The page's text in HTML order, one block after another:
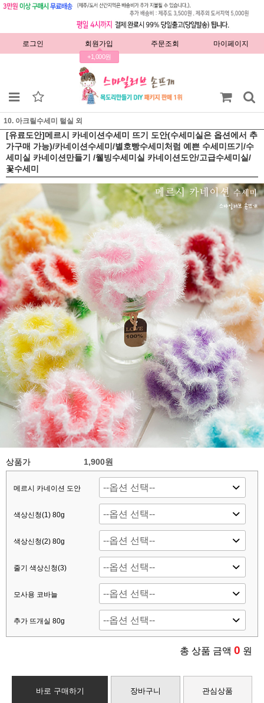
로그인 회원가입
+1,000원
주문조회 마이페이지
10. 아크릴수세미 털실 외
[유료도안]메르시 카네이션수세미 뜨기 도안(수세미실은 옵션에서 추
가구매 가능)/카네이션수세미/별호빵수세미처럼 예쁜 수세미뜨기/수
세미실 카네이션만들기 /웰빙수세미실 카네이션도안/고급수세미실/
꽃수세미
상품가 1,900원
메르시 카네이션 도안
색상신청(1) 80g
색상신청(2) 80g
줄기 색상신청(3)
모사용 코바늘
추가 뜨개실 80g
총 상품 금액 0 원
바로 구매하기 장바구니 관심상품